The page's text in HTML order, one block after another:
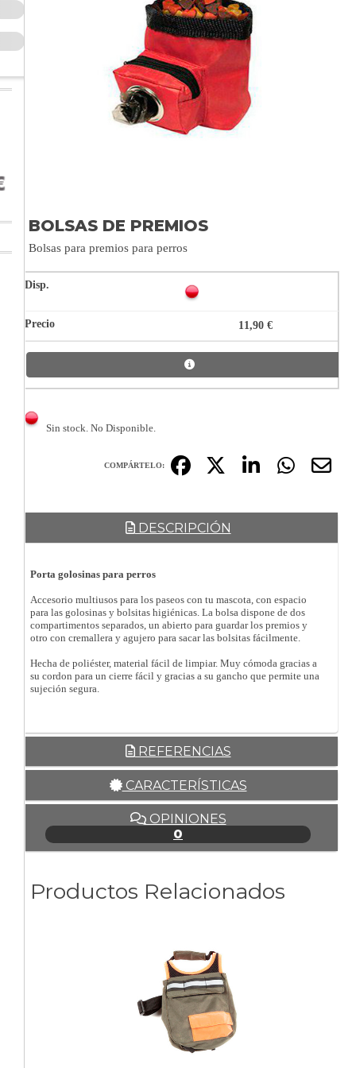
BOLSAS DE PREMIOS
Bolsas para premios para perros
11,90 €
Sin stock. No Disponible.
COMPÁRTELO:
DESCRIPCIÓN
Porta golosinas para perros
Accesorio multiusos para los paseos con tu mascota, con espacio
para las golosinas y bolsitas higiénicas. La bolsa dispone de dos
compartimentos separados, un abierto para guardar los premios y
otro con cremallera y agujero para sacar las bolsitas fácilmente.
Hecha de poliéster, material fácil de limpiar. Muy cómoda gracias a
su cordon para un cierre fácil y gracias a su gancho que permite una
sujeción segura.
REFERENCIAS
CARACTERÍSTICAS
OPINIONES
0
Productos Relacionados